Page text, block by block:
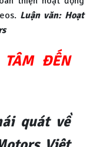
Luận văn: Hoạt
TÂM ĐẾN
quát về